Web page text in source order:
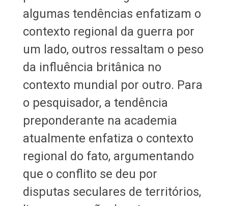
algumas tendências enfatizam o
contexto regional da guerra por
um lado, outros ressaltam o peso
da influência britânica no
contexto mundial por outro. Para
o pesquisador, a tendência
preponderante na academia
atualmente enfatiza o contexto
regional do fato, argumentando
que o conflito se deu por
disputas seculares de territórios,